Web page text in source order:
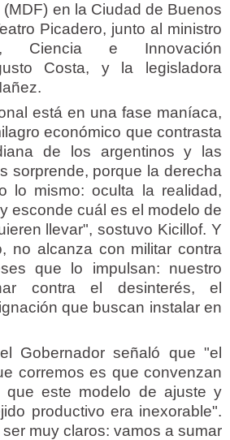
en la Ciudad de Buenos
Picadero, junto al ministro
Ciencia e Innovación
Costa, y la legisladora
está en una fase maníaca,
económico que contrasta
de los argentinos y las
sorprende, porque la derecha
lo mismo: oculta la realidad,
esconde cuál es el modelo de
llevar", sostuvo Kicillof. Y
no alcanza con militar contra
que lo impulsan: nuestro
contra el desinterés, el
que buscan instalar en
Gobernador señaló que "el
corremos es que convenzan
este modelo de ajuste y
productivo era inexorable".
muy claros: vamos a sumar